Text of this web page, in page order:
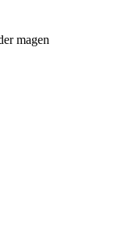
magen